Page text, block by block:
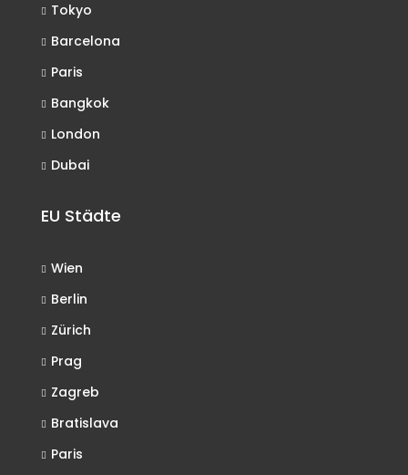
Tokyo
Barcelona
Paris
Bangkok
London
Dubai
EU Städte
Wien
Berlin
Zürich
Prag
Zagreb
Bratislava
Paris